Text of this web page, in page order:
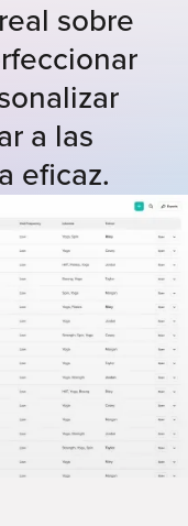
sobre
a las
eficaz.